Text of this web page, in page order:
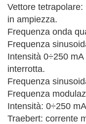
Vettore
in ampiezza.
Frequenza onda
Frequenza
Intensità 0÷250
interrotta.
Frequenza
Frequenza
Intensità: 0÷250
Traebert: corrente